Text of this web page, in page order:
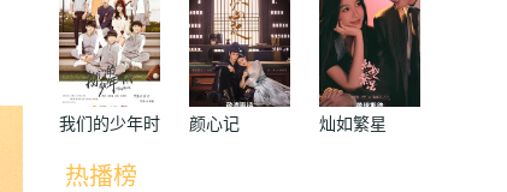
我们的少年时
代
颜心记 灿如繁星
热播榜